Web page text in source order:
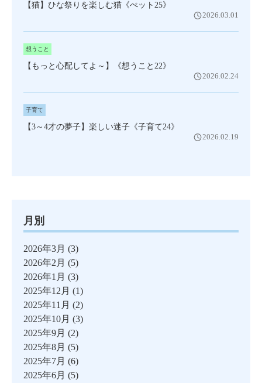
【猫】ひな祭りを楽しむ猫《ぺット25》
2026.03.01
想うこと
【もっと心配してよ～】《想うこと22》
2026.02.24
子育て
【3～4才の夢子】楽しい迷子《子育て24》
2026.02.19
月別
2026年3月 (3)
2026年2月 (5)
2026年1月 (3)
2025年12月 (1)
2025年11月 (2)
2025年10月 (3)
2025年9月 (2)
2025年8月 (5)
2025年7月 (6)
2025年6月 (5)